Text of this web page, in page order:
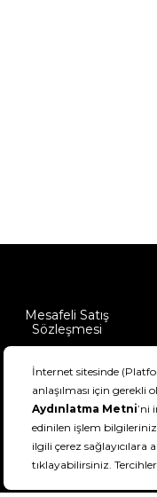
Mesafeli Satış
Sözleşmesi